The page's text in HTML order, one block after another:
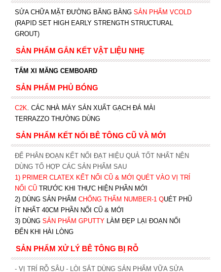
SỬA CHỮA MẶT ĐƯỜNG BĂNG BẰNG SẢN PHẨM VCOLD
(RAPID SET HIGH EARLY STRENGTH STRUCTURAL
GROUT)
SẢN PHẨM GẮN KẾT VẬT LIỆU NHẸ
TẤM XI MĂNG CEMBOARD
SẢN PHẨM PHỦ BÓNG
C2K. CÁC NHÀ MÁY SẢN XUẤT GẠCH ĐÁ MÀI
TERRAZZO THƯỜNG DÙNG
SẢN PHẨM KẾT NỐI BÊ TÔNG CŨ VÀ MỚI
ĐỂ PHÂN ĐOẠN KẾT NỐI ĐẠT HIỆU QUẢ TỐT NHẤT NÊN
DÙNG TỔ HỢP CÁC SẢN PHẨM SAU
1) PRIMER CLATEX KẾT NỐI CŨ & MỚI QUÉT VÀO VỊ TRÍ
NỐI CŨ TRƯỚC KHI THỰC HIỆN PHẦN MỚI
2) DÙNG SẢN PHẨM CHỐNG THẤM NUMBER-1QUÉT PHŨ
ÍT NHẤT 40CM PHẦN NỐI CŨ & MỚI
3) DÙNG SẢN PHẨM GPUTTY LÀM ĐẸP LẠI ĐOẠN NỐI
ĐẾN KHI HÀI LÒNG
SẢN PHẨM XỬ LÝ BÊ TÔNG BỊ RỖ
- VỊ TRÍ RỖ SÂU - LÒI SẮT DÙNG SẢN PHẨM VỮA SỬA